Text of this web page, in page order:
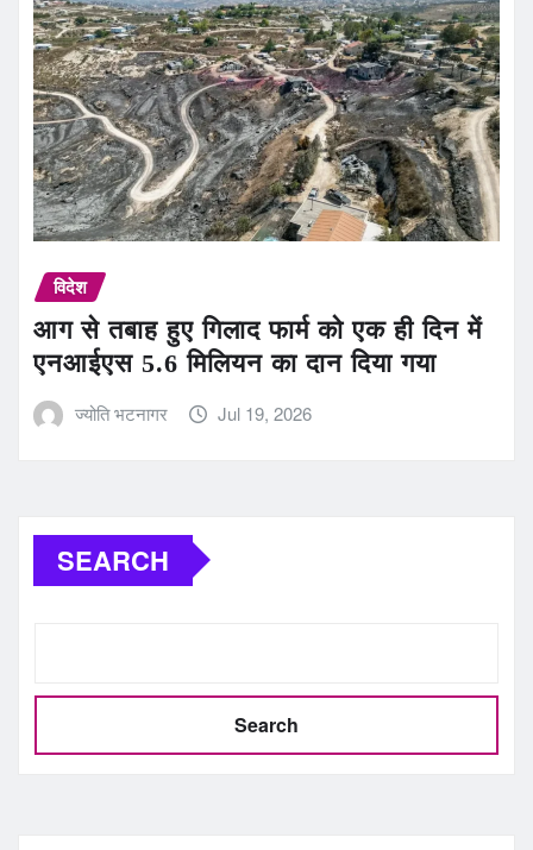
विदेश
आग से तबाह हुए गिलाद फार्म को एक ही दिन में
एनआईएस 5.6 मिलियन का दान दिया गया
ज्योति भटनागर Jul 19, 2026
SEARCH
Search